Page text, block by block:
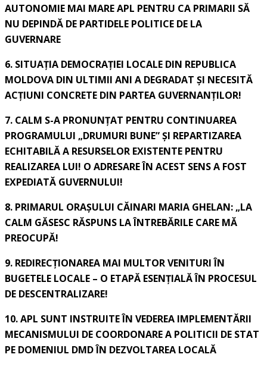
AUTONOMIE MAI MARE APL PENTRU CA PRIMARII SĂ
NU DEPINDĂ DE PARTIDELE POLITICE DE LA
GUVERNARE
6. SITUAȚIA DEMOCRAȚIEI LOCALE DIN REPUBLICA
MOLDOVA DIN ULTIMII ANI A DEGRADAT ȘI NECESITĂ
ACȚIUNI CONCRETE DIN PARTEA GUVERNANȚILOR!
7. CALM S-A PRONUNȚAT PENTRU CONTINUAREA
PROGRAMULUI „DRUMURI BUNE” ȘI REPARTIZAREA
ECHITABILĂ A RESURSELOR EXISTENTE PENTRU
REALIZAREA LUI! O ADRESARE ÎN ACEST SENS A FOST
EXPEDIATĂ GUVERNULUI!
8. PRIMARUL ORAȘULUI CĂINARI MARIA GHELAN: „LA
CALM GĂSESC RĂSPUNS LA ÎNTREBĂRILE CARE MĂ
PREOCUPĂ!
9. REDIRECȚIONAREA MAI MULTOR VENITURI ÎN
BUGETELE LOCALE – O ETAPĂ ESENȚIALĂ ÎN PROCESUL
DE DESCENTRALIZARE!
10. APL SUNT INSTRUITE ÎN VEDEREA IMPLEMENTĂRII
MECANISMULUI DE COORDONARE A POLITICII DE STAT
PE DOMENIUL DMD ÎN DEZVOLTAREA LOCALĂ